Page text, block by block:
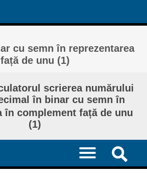
cu semn în reprezentarea
de unu (1)
scrierea numărului
în binar cu semn în
în complement față de unu
(1)